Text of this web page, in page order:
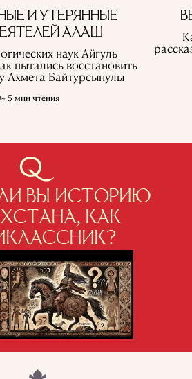
И УТЕРЯННЫЕ
АЛАШ
наук Айгуль
пытались восстановить
Ахмета Байтурсынулы
~ 5 мин чтения
ВЫ ИСТОРИЮ
КАК